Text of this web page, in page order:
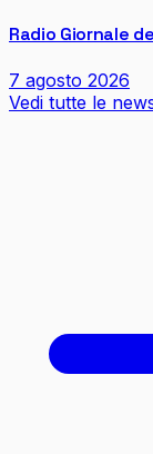
Radio Giornale
7 agosto 2026
Vedi tutte le